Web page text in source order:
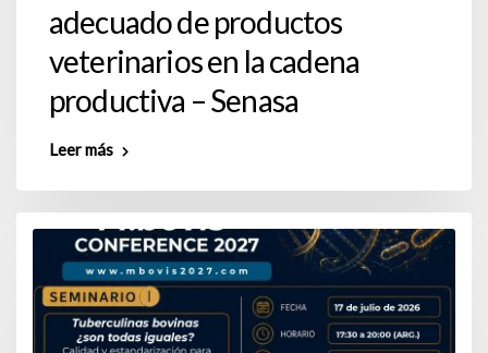
adecuado de productos
veterinarios en la cadena
productiva – Senasa
Leer más